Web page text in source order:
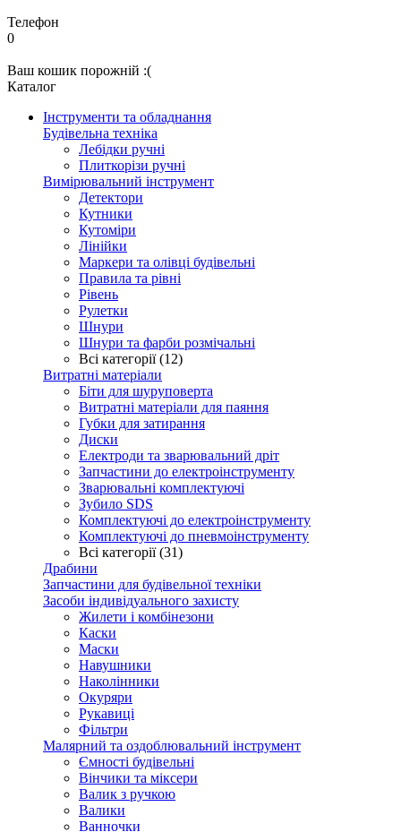
Телефон
0
Ваш кошик порожній :(
Каталог
Інструменти та обладнання
Будівельна техніка
Лебідки ручні
Плиткорізи ручні
Вимірювальний інструмент
Детектори
Кутники
Кутоміри
Лінійки
Маркери та олівці будівельні
Правила та рівні
Рівень
Рулетки
Шнури
Шнури та фарби розмічальні
Всі категорії (12)
Витратні матеріали
Біти для шуруповерта
Витратні матеріали для паяння
Губки для затирання
Диски
Електроди та зварювальний дріт
Запчастини до електроінструменту
Зварювальні комплектуючі
Зубило SDS
Комплектуючі до електроінструменту
Комплектуючі до пневмоінструменту
Всі категорії (31)
Драбини
Запчастини для будівельної техніки
Засоби індивідуального захисту
Жилети і комбінезони
Каски
Маски
Навушники
Наколінники
Окуряри
Рукавиці
Фільтри
Малярний та оздоблювальний інструмент
Ємності будівельні
Вінчики та міксери
Валик з ручкою
Валики
Ванночки